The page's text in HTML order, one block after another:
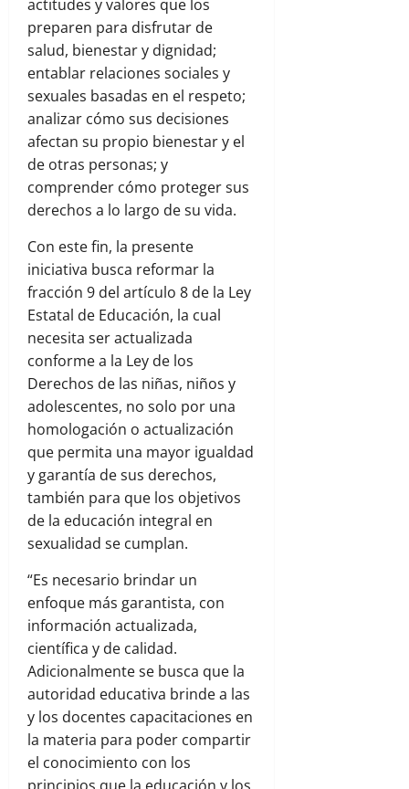
actitudes y valores que los
preparen para disfrutar de
salud, bienestar y dignidad;
entablar relaciones sociales y
sexuales basadas en el respeto;
analizar cómo sus decisiones
afectan su propio bienestar y el
de otras personas; y
comprender cómo proteger sus
derechos a lo largo de su vida.
Con este fin, la presente
iniciativa busca reformar la
fracción 9 del artículo 8 de la Ley
Estatal de Educación, la cual
necesita ser actualizada
conforme a la Ley de los
Derechos de las niñas, niños y
adolescentes, no solo por una
homologación o actualización
que permita una mayor igualdad
y garantía de sus derechos,
también para que los objetivos
de la educación integral en
sexualidad se cumplan.
“Es necesario brindar un
enfoque más garantista, con
información actualizada,
científica y de calidad.
Adicionalmente se busca que la
autoridad educativa brinde a las
y los docentes capacitaciones en
la materia para poder compartir
el conocimiento con los